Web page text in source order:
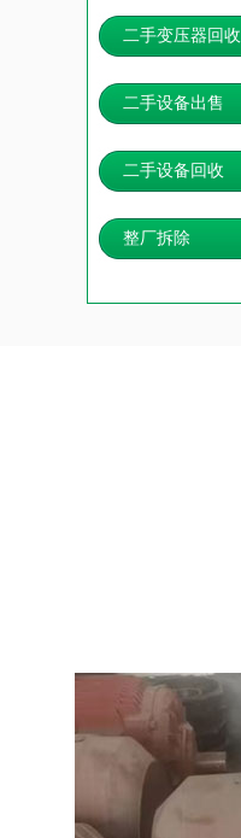
二手变压器回收
二手设备出售
二手设备回收
整厂拆除